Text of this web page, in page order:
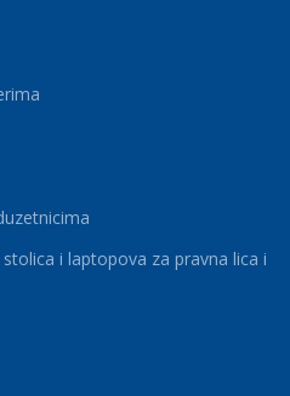
i laptopova za pravna lica i